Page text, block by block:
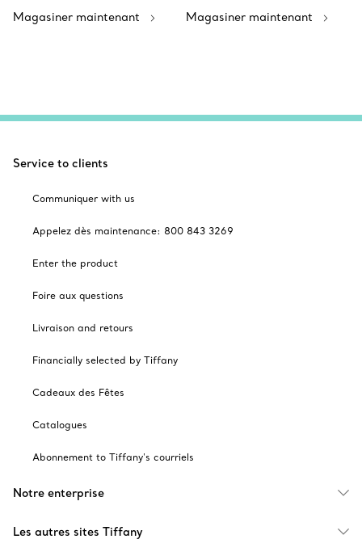
Magasiner maintenant Magasiner maintenant
Service to clients
Communiquer with us
Appelez dès maintenance: 800 843 3269
Enter the product
Foire aux questions
Livraison and retours
Financially selected by Tiffany
Cadeaux des Fêtes
Catalogues
Abonnement to Tiffany's courriels
Notre enterprise
Les autres sites Tiffany